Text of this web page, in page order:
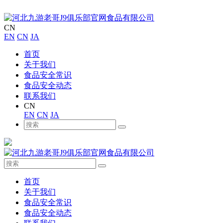
CN
EN CN JA
首页
关于我们
食品安全常识
食品安全动态
联系我们
CN
EN CN JA
首页
关于我们
食品安全常识
食品安全动态